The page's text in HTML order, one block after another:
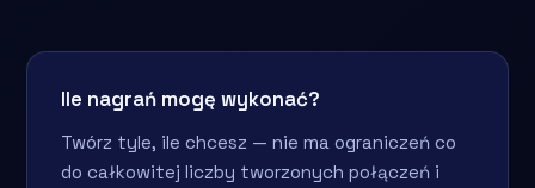
Ile nagrań mogę wykonać?
Twórz tyle, ile chcesz — nie ma ograniczeń co
do całkowitej liczby tworzonych połączeń i